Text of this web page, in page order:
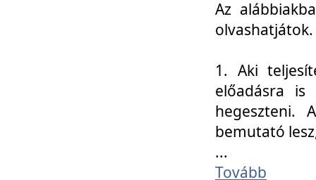
Az
olvashatjátok.
1. Aki
előadásra
hegeszteni.
bemutató
...
Tovább